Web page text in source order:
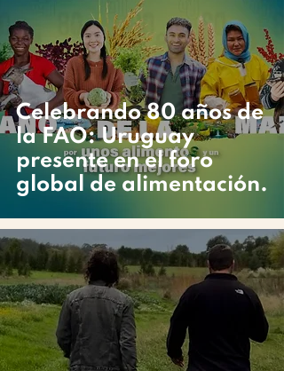
Celebrando 80 años de
la FAO: Uruguay
presente en el foro
global de alimentación.